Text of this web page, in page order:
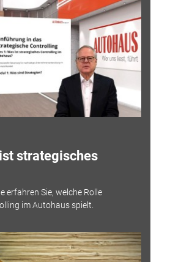
strategisches
erfahren Sie, welche Rolle
im Autohaus spielt.